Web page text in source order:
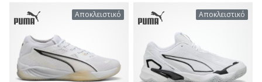
Αποκλειστικό Αποκλειστικό